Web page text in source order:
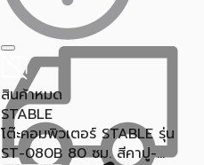
สินค้าหมด
STABLE
โต๊ะคอมพิวเตอร์ STABLE รุ่น
ST-080B 80 ซม. สีคาปู-...